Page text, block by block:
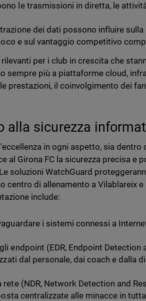
le trasmissioni in diretta, le
dei dati possono influire sulla
e sul vantaggio competitivo
per i club in crescita che
sempre più a piattaforme cloud,
prestazioni, il coinvolgimento dei
alla sicurezza
in ogni aspetto, sia dentro
al Girona FC la sicurezza precisa e
soluzioni WatchGuard
centro di allenamento a Vilablareix e
include:
i sistemi connessi a
endpoint (EDR, Endpoint Detection
dal personale, dai coach e dalla
(NDR, Network Detection and
centralizzate alle minacce in